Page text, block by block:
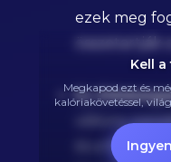
ezek meg
5.)
vékony
és a
Kell a
Megkapod ezt és
kalóriakövetéssel,